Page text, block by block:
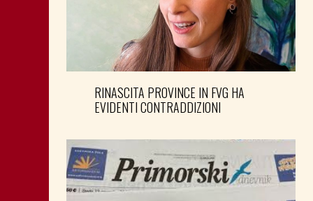
RINASCITA PROVINCE IN FVG HA
EVIDENTI CONTRADDIZIONI